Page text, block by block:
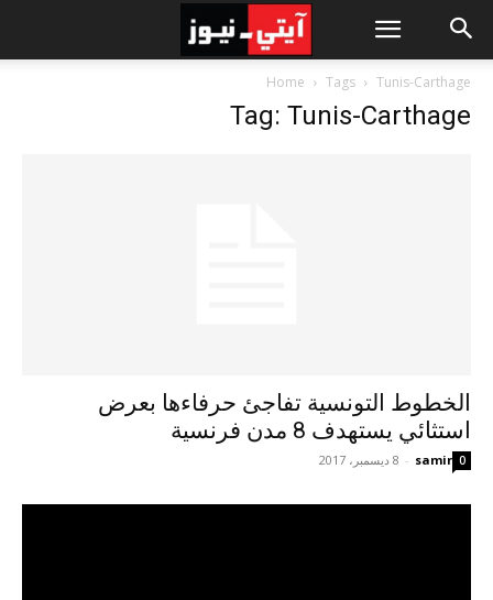
Home Tags Tunis-Carthage
Tag: Tunis-Carthage
الخطوط التونسية تفاجئ حرفاءها بعرض
استثائي يستهدف 8 مدن فرنسية
samir
- 8 ديسمبر، 2017 0